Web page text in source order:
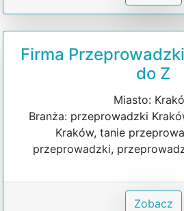
Firma
do Z
Miasto:
Branża: przeprowadzki
Kraków, tanie
przeprowadzki,
Zobacz